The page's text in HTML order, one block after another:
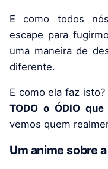
E como todos
escape para
uma maneira de
diferente.
E como ela faz isto?
TODO o ÓDIO
vemos quem
Um anime sobre